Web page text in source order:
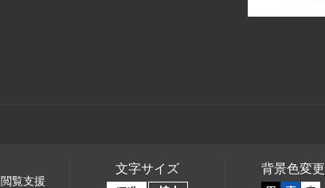
閲覧支援
文字サイズ 背景色変更